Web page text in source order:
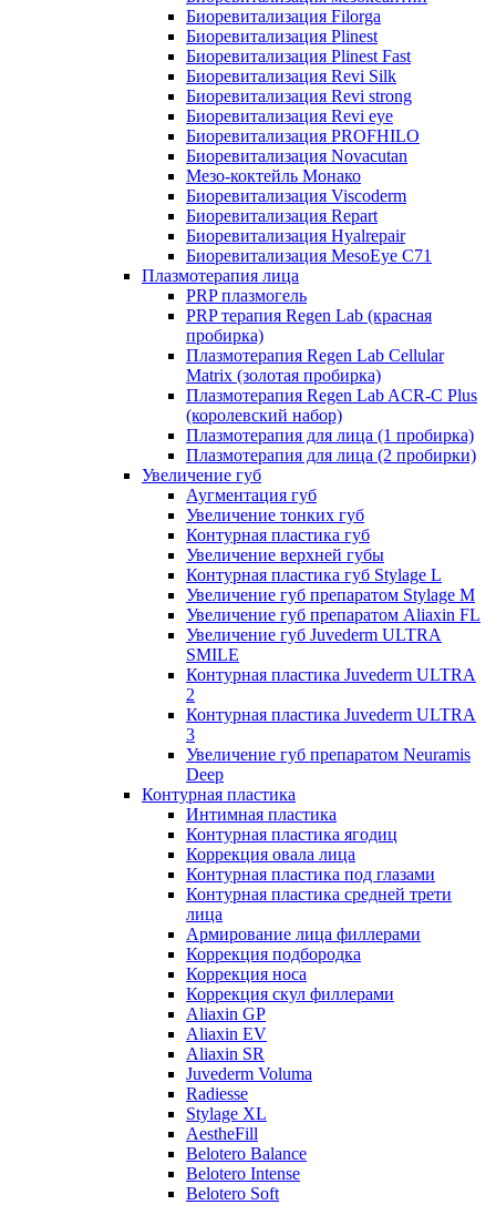
Биоревитализация Filorga
Биоревитализация Plinest
Биоревитализация Plinest Fast
Биоревитализация Revi Silk
Биоревитализация Revi strong
Биоревитализация Revi eye
Биоревитализация PROFHILO
Биоревитализация Novacutan
Мезо-коктейль Монако
Биоревитализация Viscoderm
Биоревитализация Repart
Биоревитализация Hyalrepair
Биоревитализация MesoEye C71
Плазмотерапия лица
PRP плазмогель
PRP терапия Regen Lab (красная
пробирка)
Плазмотерапия Regen Lab Cellular
Matrix (золотая пробирка)
Плазмотерапия Regen Lab ACR-C Plus
(королевский набор)
Плазмотерапия для лица (1 пробирка)
Плазмотерапия для лица (2 пробирки)
Увеличение губ
Аугментация губ
Увеличение тонких губ
Контурная пластика губ
Увеличение верхней губы
Контурная пластика губ Stylage L
Увеличение губ препаратом Stylage M
Увеличение губ препаратом Aliaxin FL
Увеличение губ Juvederm ULTRA
SMILE
Контурная пластика Juvederm ULTRA
2
Контурная пластика Juvederm ULTRA
3
Увеличение губ препаратом Neuramis
Deep
Контурная пластика
Интимная пластика
Контурная пластика ягодиц
Коррекция овала лица
Контурная пластика под глазами
Контурная пластика средней трети
лица
Армирование лица филлерами
Коррекция подбородка
Коррекция носа
Коррекция скул филлерами
Aliaxin GP
Aliaxin EV
Aliaxin SR
Juvederm Voluma
Radiesse
Stylage XL
AestheFill
Belotero Balance
Belotero Intense
Belotero Soft